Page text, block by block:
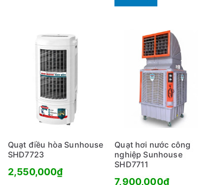
Quạt điều hòa Sunhouse
SHD7723
2,550,000₫
Quạt hơi nước công
nghiệp Sunhouse
SHD7711
7,900,000₫